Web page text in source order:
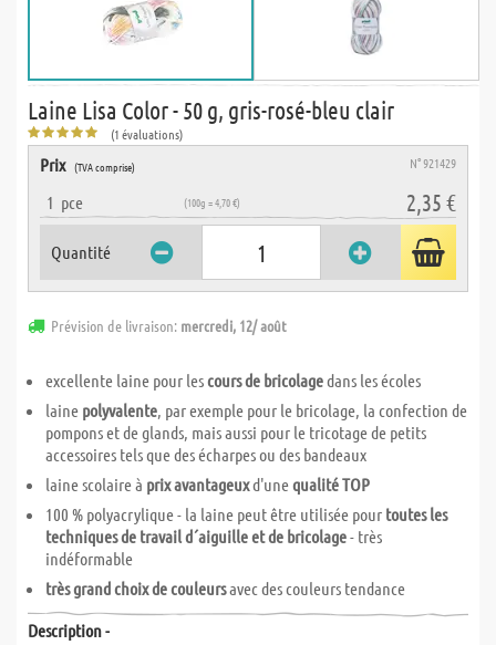
Laine Lisa Color - 50 g, gris-rosé-bleu clair
(1 évaluations)
Prix (TVA comprise) N° 921429
1 pce (100g = 4,70 €) 2,35 €
Quantité
Prévision de livraison: mercredi, 12/ août
excellente laine pour lescours de bricolagedans les écoles
laine polyvalente, par exemple pour le bricolage, la confection de
pompons et de glands, mais aussi pour le tricotage de petits
accessoires tels que des écharpes ou des bandeaux
laine scolaire à prix avantageuxd'unequalité TOP
100 % polyacrylique - la laine peut être utilisée pour toutes les
techniques de travail d´aiguille et de bricolage- très
indéformable
très grand choix de couleursavec des couleurs tendance
Description -